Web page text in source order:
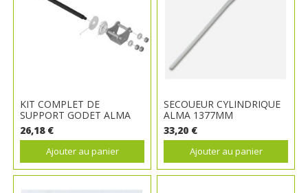
KIT COMPLET DE
SUPPORT GODET ALMA
26,18 €
Ajouter au panier
SECOUEUR CYLINDRIQUE
ALMA 1377MM
33,20 €
Ajouter au panier